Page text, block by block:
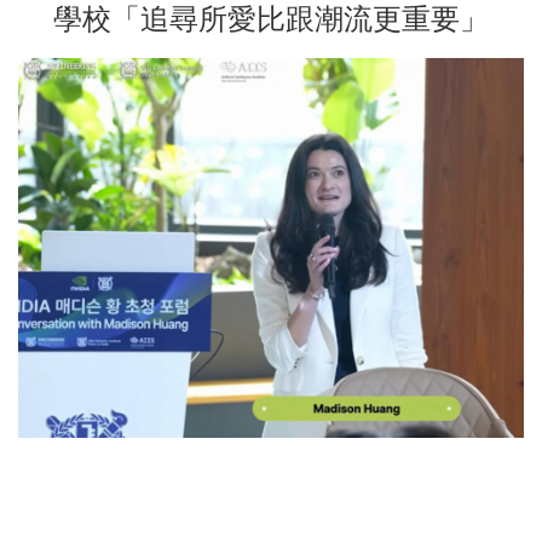
學校「追尋所愛比跟潮流更重要」